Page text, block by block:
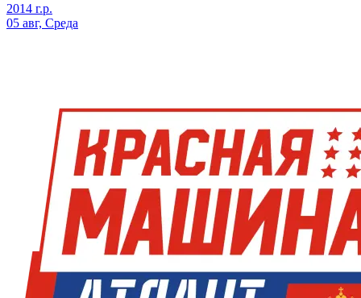
2014 г.р.
05 авг, Среда